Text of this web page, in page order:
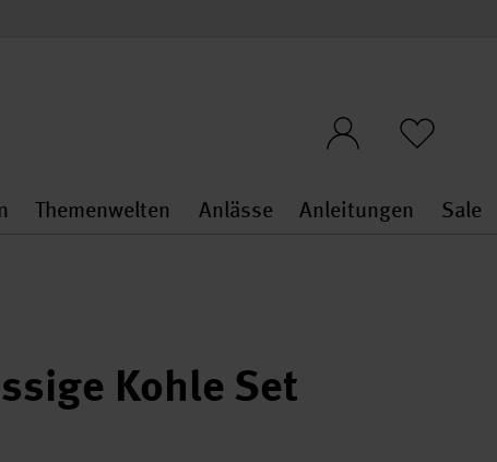
Stoffe & Sticken general.openMenu
Themenwelten
Themenwelten
Anlässe
Anlässe
Anleitungen Sale
Kohle Set